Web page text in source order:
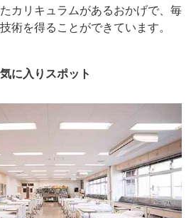
カリキュラムがあるおかげで、毎
術を得ることができています。
に入りスポット